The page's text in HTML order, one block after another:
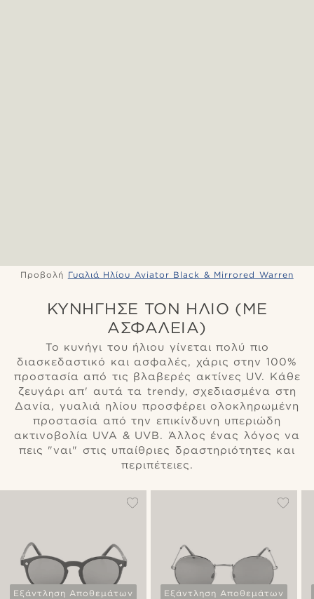
Προβολή Γυαλιά Ηλίου Aviator Black & Mirrored Warren
ΚΥΝΉΓΗΣΕ ΤΟΝ ΉΛΙΟ (ΜΕ
ΑΣΦΆΛΕΙΑ)
Το κυνήγι του ήλιου γίνεται πολύ πιο
διασκεδαστικό και ασφαλές, χάρις στην 100%
προστασία από τις βλαβερές ακτίνες UV. Κάθε
ζευγάρι απ' αυτά τα trendy, σχεδιασμένα στη
Δανία, γυαλιά ηλίου προσφέρει ολοκληρωμένη
προστασία από την επικίνδυνη υπεριώδη
ακτινοβολία UVA & UVB. Άλλος ένας λόγος να
πεις "ναι" στις υπαίθριες δραστηριότητες και
περιπέτειες.
Εξάντληση Αποθεμάτων Εξάντληση Αποθεμάτων